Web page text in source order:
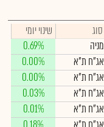
סוג
שינוי יומי
מניה
0.69%
אג"ח ת"א
0.00%
אג"ח ת"א
0.00%
אג"ח ת"א
0.03%
אג"ח ת"א
0.01%